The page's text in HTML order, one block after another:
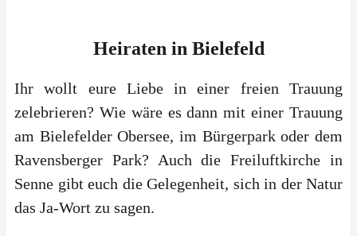
Heiraten in Bielefeld
Ihr wollt eure Liebe in einer freien Trauung
zelebrieren? Wie wäre es dann mit einer Trauung
am Bielefelder Obersee, im Bürgerpark oder dem
Ravensberger Park? Auch die Freiluftkirche in
Senne gibt euch die Gelegenheit, sich in der Natur
das Ja-Wort zu sagen.